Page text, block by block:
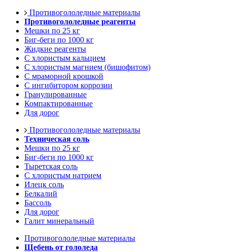
Противогололедные материалы
Противогололедные реагенты
Мешки по 25 кг
Биг-беги по 1000 кг
Жидкие реагенты
С хлористым кальцием
С хлористым магнием (бишофитом)
С мраморной крошкой
С ингибитором коррозии
Гранулированные
Компактированные
Для дорог
Противогололедные материалы
Техническая соль
Мешки по 25 кг
Биг-беги по 1000 кг
Тыретская соль
С хлористым натрием
Илецк соль
Белкалий
Бассоль
Для дорог
Галит минеральный
Противогололедные материалы
Щебень от гололеда